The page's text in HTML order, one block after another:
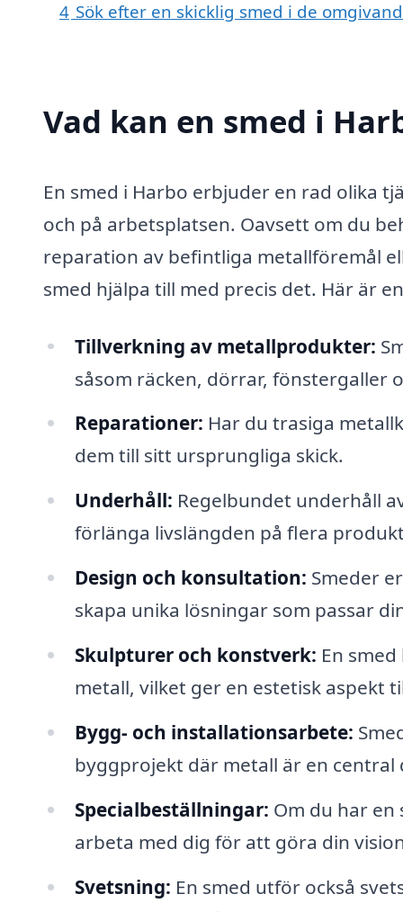
4 Sök efter en skicklig smed i de
Vad kan en smed i
En smed i Harbo erbjuder en rad olika
och på arbetsplatsen. Oavsett om du
reparation av befintliga metallföremål
smed hjälpa till med precis det. Här är
Tillverkning av metallprodukter:
såsom räcken, dörrar, fönstergaller
Reparationer: Har du trasiga
dem till sitt ursprungliga skick.
Underhåll: Regelbundet underhåll
förlänga livslängden på flera
Design och konsultation: Smeder
skapa unika lösningar som passar
Skulpturer och konstverk: En
metall, vilket ger en estetisk aspekt
Bygg- och installationsarbete:
byggprojekt där metall är en central
Specialbeställningar: Om du har en
arbeta med dig för att göra din
Svetsning: En smed utför också